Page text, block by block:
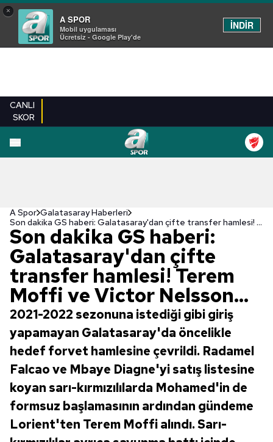
×
A SPOR
Mobil uygulaması
Ücretsiz - Google Play'de
İNDİR
CANLI
SKOR
A Spor Galatasaray Haberleri
Son dakika GS haberi: Galatasaray'dan çifte transfer hamlesi! Terem Moffi ve Victor Nelsson...
Son dakika GS haberi:
Galatasaray'dan çifte
transfer hamlesi! Terem
Moffi ve Victor Nelsson...
2021-2022 sezonuna istediği gibi giriş
yapamayan Galatasaray'da öncelikle
hedef forvet hamlesine çevrildi. Radamel
Falcao ve Mbaye Diagne'yi satış listesine
koyan sarı-kırmızılılarda Mohamed'in de
formsuz başlamasının ardından gündeme
Lorient'ten Terem Moffi alındı. Sarı-